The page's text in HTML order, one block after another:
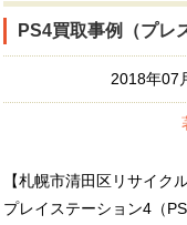
PS4買取事例（プレ
2018年07
【札幌市清田区リサイク
プレイステーション4（